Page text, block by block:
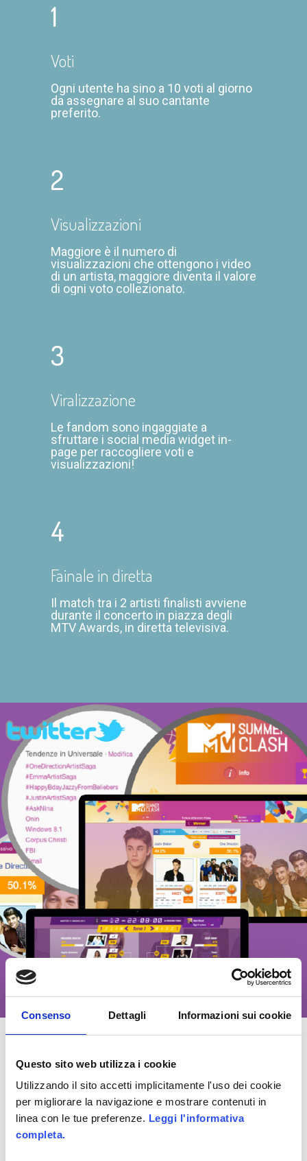
Consenso Dettagli Informazioni sui cookie
Questo sito web utilizza i cookie
Utilizzando il sito accetti implicitamente l'uso dei cookie
per migliorare la navigazione e mostrare contenuti in
linea con le tue preferenze. Leggi l'informativa
completa.
1
Voti
Ogni utente ha sino a 10 voti al giorno
da assegnare al suo cantante
preferito.
2
Visualizzazioni
Maggiore è il numero di
visualizzazioni che ottengono i video
di un artista, maggiore diventa il valore
di ogni voto collezionato.
3
Viralizzazione
Le fandom sono ingaggiate a
sfruttare i social media widget in-
page per raccogliere voti e
visualizzazioni!
4
Fainale in diretta
Il match tra i 2 artisti finalisti avviene
durante il concerto in piazza degli
MTV Awards, in diretta televisiva.
UN RISULTATO
INCREDIBILE!!